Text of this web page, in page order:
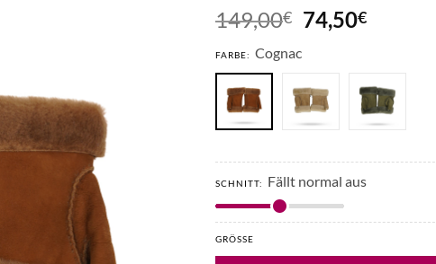
149,00€ Ursprünglicher
Preis
149,00€
74,50€
74,50€.
FARBE: Cognac
SCHNITT: Fällt normal aus
GRÖSSE